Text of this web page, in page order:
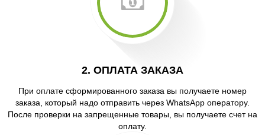
2. ОПЛАТА ЗАКАЗА
При оплате сформированного заказа вы получаете номер
заказа, который надо отправить через WhatsApp оператору.
После проверки на запрещенные товары, вы получаете счет на
оплату.